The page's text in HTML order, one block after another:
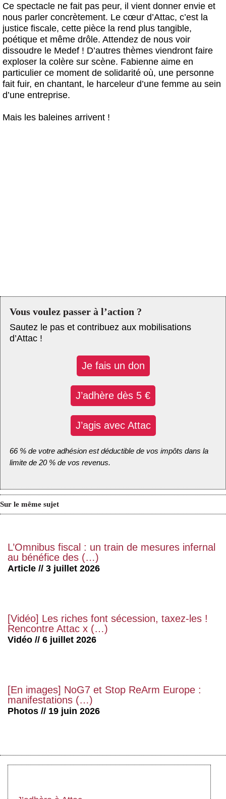
Ce spectacle ne fait pas peur, il vient donner envie et
nous parler concrètement. Le cœur d’Attac, c’est la
justice fiscale, cette pièce la rend plus tangible,
poétique et même drôle. Attendez de nous voir
dissoudre le Medef ! D’autres thèmes viendront faire
exploser la colère sur scène. Fabienne aime en
particulier ce moment de solidarité où, une personne
fait fuir, en chantant, le harceleur d’une femme au sein
d’une entreprise.
Mais les baleines arrivent !
Vous voulez passer à l’action ?
Sautez le pas et contribuez aux mobilisations
d’Attac !
Je fais un don
J’adhère dès 5 €
J’agis avec Attac
66 % de votre adhésion est déductible de vos impôts dans la
limite de 20 % de vos revenus.
Sur le même sujet
L’Omnibus fiscal : un train de mesures infernal
au bénéfice des (…)
Article // 3 juillet 2026
[Vidéo] Les riches font sécession, taxez-les !
Rencontre Attac x (…)
Vidéo // 6 juillet 2026
[En images] NoG7 et Stop ReArm Europe :
manifestations (…)
Photos // 19 juin 2026